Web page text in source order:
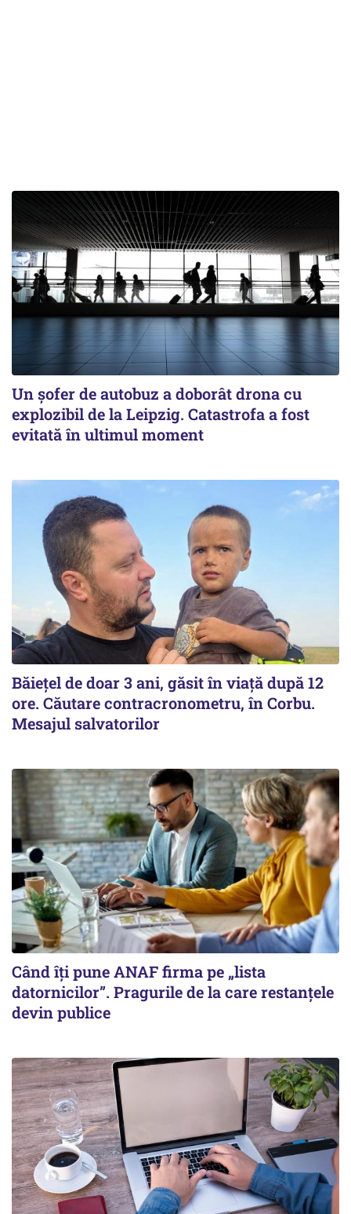
Un șofer de autobuz a doborât drona cu
explozibil de la Leipzig. Catastrofa a fost
evitată în ultimul moment
Băiețel de doar 3 ani, găsit în viață după 12
ore. Căutare contracronometru, în Corbu.
Mesajul salvatorilor
Când îți pune ANAF firma pe „lista
datornicilor”. Pragurile de la care restanțele
devin publice